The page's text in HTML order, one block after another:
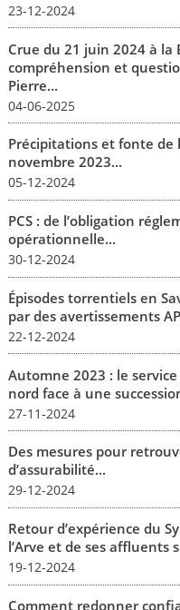
23-12-2024
Crue du 21 juin 2024 à la
compréhension et
Pierre...
04-06-2025
Précipitations et fonte de
novembre 2023...
05-12-2024
PCS : de l’obligation
opérationnelle...
30-12-2024
Épisodes torrentiels en
par des avertissements
22-12-2024
Automne 2023 : le
nord face à une
27-11-2024
Des mesures pour
d’assurabilité...
29-12-2024
Retour d’expérience du
l’Arve et de ses affluents
19-12-2024
Comment redonner